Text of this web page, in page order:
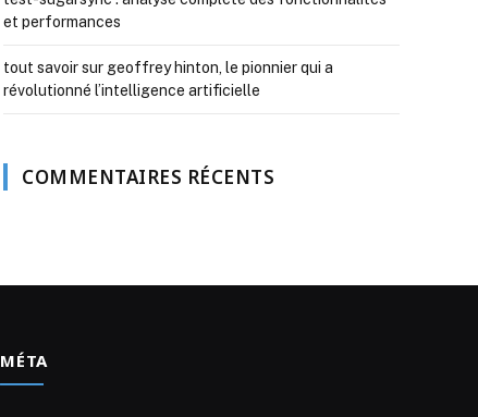
et performances
tout savoir sur geoffrey hinton, le pionnier qui a
révolutionné l’intelligence artificielle
COMMENTAIRES RÉCENTS
MÉTA